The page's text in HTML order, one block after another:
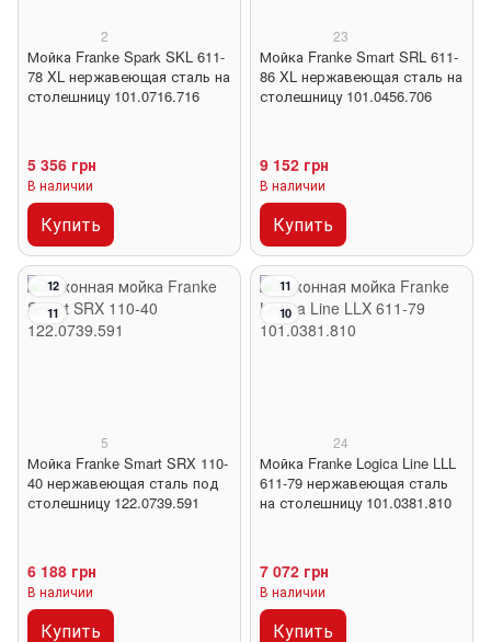
2
Мойка Franke Spark SKL 611-
78 XL нержавеющая сталь на
столешницу 101.0716.716
5 356 грн
В наличии
Купить
23
Мойка Franke Smart SRL 611-
86 XL нержавеющая сталь на
столешницу 101.0456.706
9 152 грн
В наличии
Купить
12
11
5
Мойка Franke Smart SRX 110-
40 нержавеющая сталь под
столешницу 122.0739.591
6 188 грн
В наличии
Купить
11
10
24
Мойка Franke Logica Line LLL
611-79 нержавеющая сталь
на столешницу 101.0381.810
7 072 грн
В наличии
Купить